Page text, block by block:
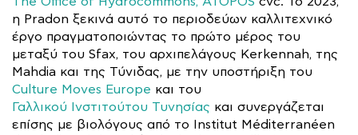
η Pradon ξεκινά αυτό το περιοδεύων καλλιτεχνικό
έργο πραγματοποιώντας το πρώτο μέρος του
μεταξύ του Sfax, του αρχιπελάγους Kerkennah, της
Mahdia και της Τύνιδας, με την υποστήριξη του
Culture Moves Europe και του
Γαλλικού Ινστιτούτου Τυνησίας και συνεργάζεται
επίσης με βιολόγους από το Institut Méditerranéen